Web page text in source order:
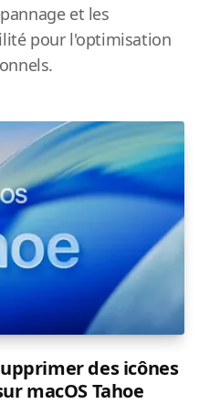
et les
pour l'optimisation
des icônes
macOS Tahoe